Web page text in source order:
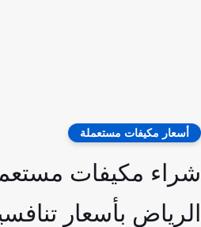
مكيفات مستعملة
مكيفات
بأسعار